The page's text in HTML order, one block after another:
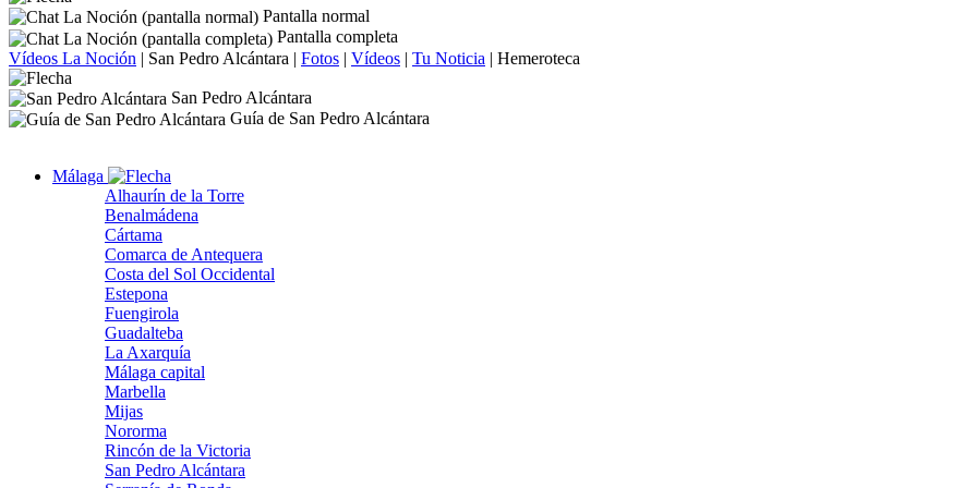
Pantalla normal
Pantalla completa
Vídeos La Noción | San Pedro Alcántara | Fotos | Vídeos | Tu Noticia | Hemeroteca
San Pedro Alcántara
Guía de San Pedro Alcántara
Málaga
Alhaurín de la Torre
Benalmádena
Cártama
Comarca de Antequera
Costa del Sol Occidental
Estepona
Fuengirola
Guadalteba
La Axarquía
Málaga capital
Marbella
Mijas
Nororma
Rincón de la Victoria
San Pedro Alcántara